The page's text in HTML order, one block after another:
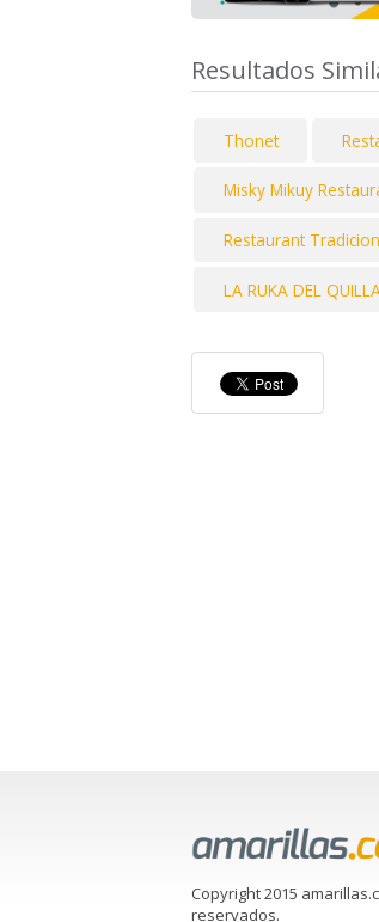
Resultados
Thonet
Misky Mikuy
Restaurant
LA RUKA DEL
Copyright 2015
reservados.